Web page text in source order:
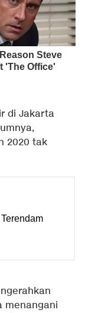
di Jakarta
2020 tak
menangani